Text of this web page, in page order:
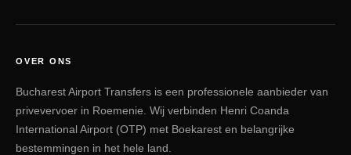
OVER ONS
Bucharest Airport Transfers is een professionele aanbieder van
privevervoer in Roemenie. Wij verbinden Henri Coanda
International Airport (OTP) met Boekarest en belangrijke
bestemmingen in het hele land.